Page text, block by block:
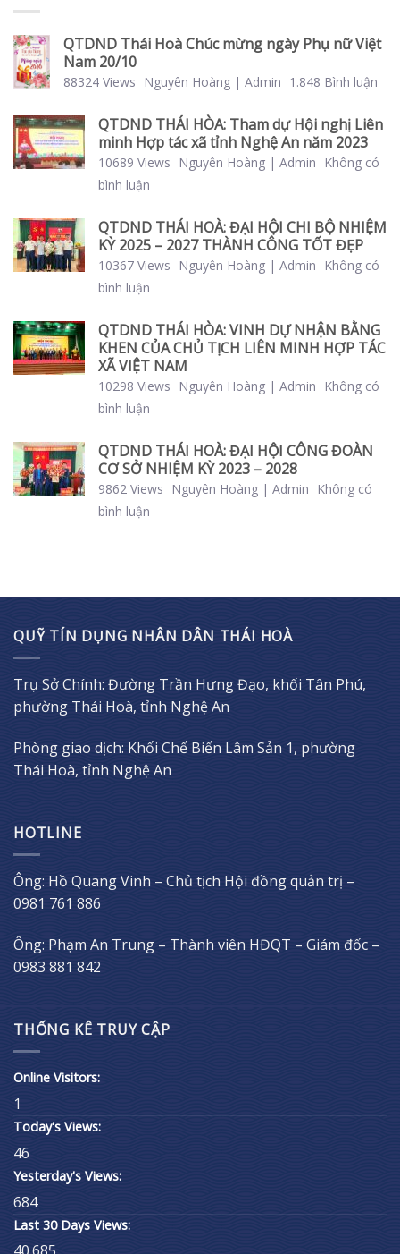
QTDND Thái Hoà Chúc mừng ngày Phụ nữ Việt
Nam 20/10
88324 Views Nguyên Hoàng | Admin 1.848 Bình luận
QTDND THÁI HÒA: Tham dự Hội nghị Liên
minh Hợp tác xã tỉnh Nghệ An năm 2023
10689 Views Nguyên Hoàng | Admin
Không có
bình luận
QTDND THÁI HOÀ: ĐẠI HỘI CHI BỘ NHIỆM
KỲ 2025 – 2027 THÀNH CÔNG TỐT ĐẸP
10367 Views Nguyên Hoàng | Admin
Không có
bình luận
QTDND THÁI HÒA: VINH DỰ NHẬN BẰNG
KHEN CỦA CHỦ TỊCH LIÊN MINH HỢP TÁC
XÃ VIỆT NAM
10298 Views Nguyên Hoàng | Admin
Không có
bình luận
QTDND THÁI HOÀ: ĐẠI HỘI CÔNG ĐOÀN
CƠ SỞ NHIỆM KỲ 2023 – 2028
9862 Views Nguyên Hoàng | Admin
Không có
bình luận
QUỸ TÍN DỤNG NHÂN DÂN THÁI HOÀ
Trụ Sở Chính: Đường Trần Hưng Đạo, khối Tân Phú,
phường Thái Hoà, tỉnh Nghệ An
Phòng giao dịch: Khối Chế Biến Lâm Sản 1, phường
Thái Hoà, tỉnh Nghệ An
HOTLINE
Ông: Hồ Quang Vinh – Chủ tịch Hội đồng quản trị –
0981 761 886
Ông: Phạm An Trung – Thành viên HĐQT – Giám đốc –
0983 881 842
THỐNG KÊ TRUY CẬP
Online Visitors:
1
Today's Views:
46
Yesterday's Views:
684
Last 30 Days Views: